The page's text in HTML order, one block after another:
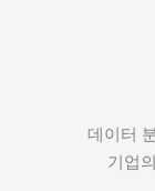
데이터
기업